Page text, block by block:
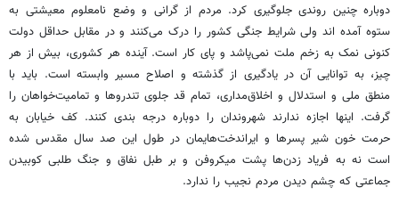
دوباره چنین روندی جلوگیری کرد. مردم از گرانی و وضع نامعلوم معیشتی به
ستوه آمده اند ولی شرایط جنگی کشور را درک می‌کنند و در مقابل حداقل دولت
کنونی نمک به زخم ملت نمی‌پاشد و پای کار است. آینده هر کشوری، بیش از هر
چیز، به توانایی آن در یادگیری از گذشته و اصلاح مسیر وابسته است. باید با
منطق ملی و استدلال و اخلاق‌مداری، تمام قد جلوی تندروها و تمامیت‌خواهان را
گرفت. اینها اجازه ندارند شهروندان را دوباره درجه بندی کنند. کف خیابان به
حرمت خون شیر پسرها و ایراندخت‌هایمان در طول این صد سال مقدس شده
است نه به فریاد زدن‌ها پشت میکروفن و بر طبل نفاق و جنگ طلبی کوبیدن
جماعتی که چشم دیدن مردم نجیب را ندارد.